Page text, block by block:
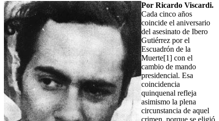
Por Ricardo Viscardi.
Cada cinco años
coincide el aniversario
del asesinato de Ibero
Gutiérrez por el
Escuadrón de la
Muerte[1] con el
cambio de mando
presidencial. Esa
coincidencia
quinquenal refleja
asimismo la plena
circunstancia de aquel
crimen, porque se eligió